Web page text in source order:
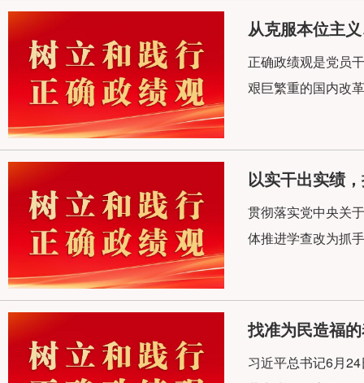
从克服本位主
正确政绩观是党员
艰巨繁重的国内改
以实干出实绩
贯彻落实党中央关
体推进学查改为抓
找准为民造福
习近平总书记6月